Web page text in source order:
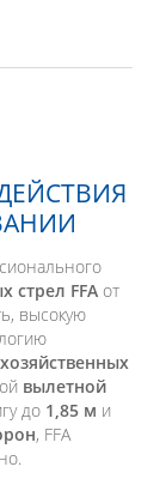
стрел FFA от
высокую
вылетной
до 1,85 м и
, FFA